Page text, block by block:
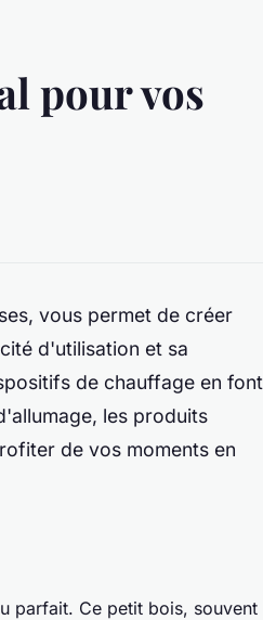
pour vos
vous permet de créer
d'utilisation et sa
de chauffage en font
les produits
de vos moments en
parfait. Ce petit bois, souvent